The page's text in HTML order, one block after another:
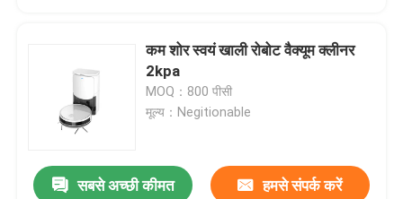
कम शोर स्वयं खाली रोबोट वैक्यूम क्लीनर
2kpa
MOQ：800 पीसी
मूल्य：Negitionable
सबसे अच्छी कीमत हमसे संपर्क करें